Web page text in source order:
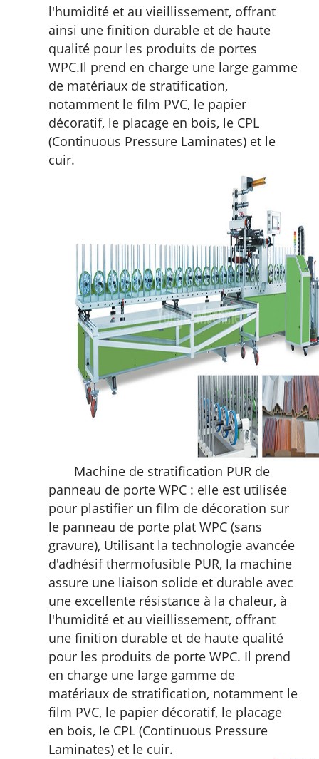
l'humidité et au vieillissement, offrant
ainsi une finition durable et de haute
qualité pour les produits de portes
WPC.Il prend en charge une large gamme
de matériaux de stratification,
notamment le film PVC, le papier
décoratif, le placage en bois, le CPL
(Continuous Pressure Laminates) et le
cuir.
Machine de stratification PUR de
panneau de porte WPC : elle est utilisée
pour plastifier un film de décoration sur
le panneau de porte plat WPC (sans
gravure), Utilisant la technologie avancée
d'adhésif thermofusible PUR, la machine
assure une liaison solide et durable avec
une excellente résistance à la chaleur, à
l'humidité et au vieillissement, offrant
une finition durable et de haute qualité
pour les produits de porte WPC. Il prend
en charge une large gamme de
matériaux de stratification, notamment le
film PVC, le papier décoratif, le placage
en bois, le CPL (Continuous Pressure
Laminates) et le cuir.